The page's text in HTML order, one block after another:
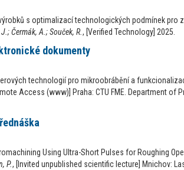
s optimalizací technologických podmínek pro
Čermák, A.; Souček, R., [Verified Technology] 2025.
dokumenty
technologií pro mikroobrábění a
Access (www)] Praha: CTU FME. Department of
Using Ultra-Short Pulses for Roughing
P., [Invited unpublished scientific lecture] Mnichov: